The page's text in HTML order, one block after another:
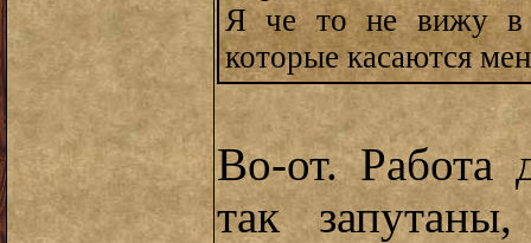
Я че то не вижу в
которые касаются
Во-от. Работа
так